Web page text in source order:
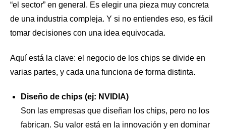
“el sector” en general. Es elegir una pieza muy concreta
de una industria compleja. Y si no entiendes eso, es fácil
tomar decisiones con una idea equivocada.
Aquí está la clave: el negocio de los chips se divide en
varias partes, y cada una funciona de forma distinta.
Diseño de chips (ej: NVIDIA)
Son las empresas que diseñan los chips, pero no los
fabrican. Su valor está en la innovación y en dominar